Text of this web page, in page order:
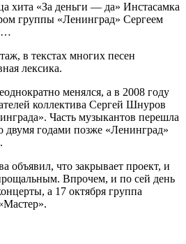
хита «За деньги — да» Инстасамка
группы «Ленинград» Сергеем
в текстах многих песен
лексика.
менялся, а в 2008 году
коллектива Сергей Шнуров
Часть музыкантов перешла
двумя годами позже «Ленинград»
объявил, что закрывает проект, и
Впрочем, и по сей день
а 17 октября группа